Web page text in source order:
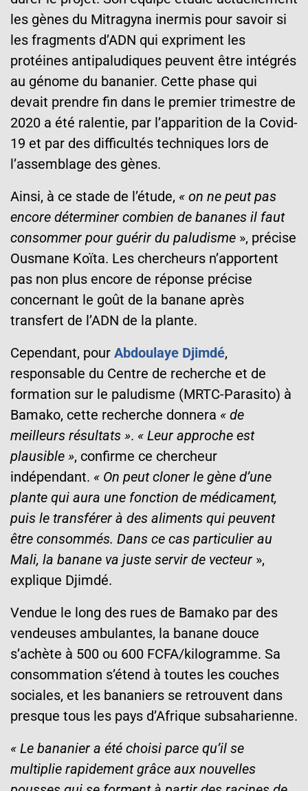
les gènes du Mitragyna inermis pour savoir si
les fragments d’ADN qui expriment les
protéines antipaludiques peuvent être intégrés
au génome du bananier. Cette phase qui
devait prendre fin dans le premier trimestre de
2020 a été ralentie, par l’apparition de la Covid-
19 et par des difficultés techniques lors de
l’assemblage des gènes.
Ainsi, à ce stade de l’étude, « on ne peut pas
encore déterminer combien de bananes il faut
consommer pour guérir du paludisme », précise
Ousmane Koïta. Les chercheurs n’apportent
pas non plus encore de réponse précise
concernant le goût de la banane après
transfert de l’ADN de la plante.
Cependant, pour Abdoulaye Djimdé,
responsable du Centre de recherche et de
formation sur le paludisme (MRTC-Parasito) à
Bamako, cette recherche donnera « de
meilleurs résultats ». « Leur approche est
plausible », confirme ce chercheur
indépendant. « On peut cloner le gène d’une
plante qui aura une fonction de médicament,
puis le transférer à des aliments qui peuvent
être consommés. Dans ce cas particulier au
Mali, la banane va juste servir de vecteur »,
explique Djimdé.
Vendue le long des rues de Bamako par des
vendeuses ambulantes, la banane douce
s’achète à 500 ou 600 FCFA/kilogramme. Sa
consommation s’étend à toutes les couches
sociales, et les bananiers se retrouvent dans
presque tous les pays d’Afrique subsaharienne.
« Le bananier a été choisi parce qu’il se
multiplie rapidement grâce aux nouvelles